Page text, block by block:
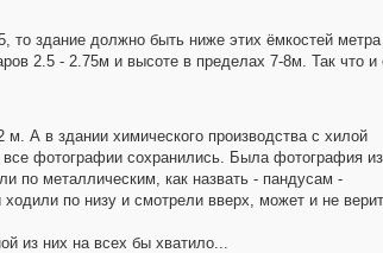
то здание должно быть ниже этих ёмкостей
2.5 - 2.75м и высоте в пределах 7-8м. Так что и
А в здании химического производства с хилой
фотографии сохранились. Была фотография из
по металлическим, как назвать - пандусам -
по низу и смотрели вверх, может и не
из них на всех бы хватило...